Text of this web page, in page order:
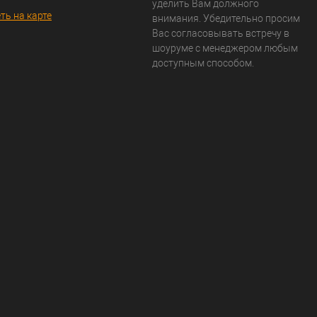
на карте
уделить Вам должного
внимания. Убедительно просим
Вас согласовывать встречу в
шоуруме с менеджером любым
доступным способом.